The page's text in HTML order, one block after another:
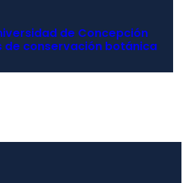
de Concepción
de conservación botánica